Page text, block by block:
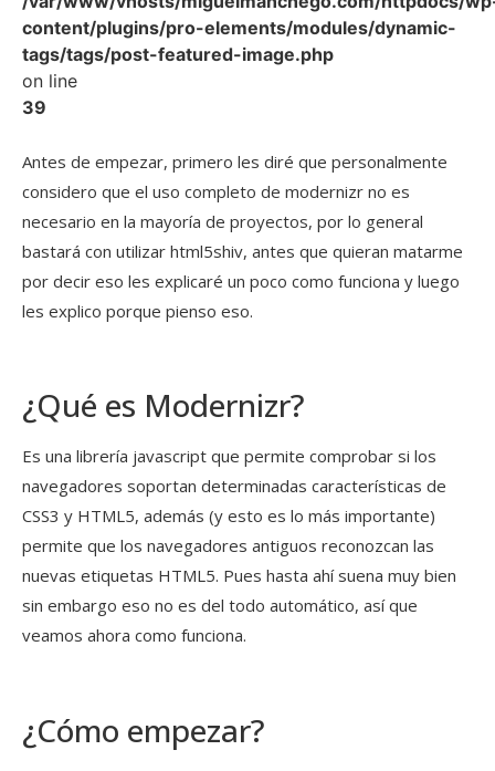
content/plugins/pro-elements/modules/dynamic-
tags/tags/post-featured-image.php
on line
39
Antes de empezar, primero les diré que personalmente
considero que el uso completo de modernizr no es
necesario en la mayoría de proyectos, por lo general
bastará con utilizar html5shiv, antes que quieran matarme
por decir eso les explicaré un poco como funciona y luego
les explico porque pienso eso.
¿Qué es Modernizr?
Es una librería javascript que permite comprobar si los
navegadores soportan determinadas características de
CSS3 y HTML5, además (y esto es lo más importante)
permite que los navegadores antiguos reconozcan las
nuevas etiquetas HTML5. Pues hasta ahí suena muy bien
sin embargo eso no es del todo automático, así que
veamos ahora como funciona.
¿Cómo empezar?